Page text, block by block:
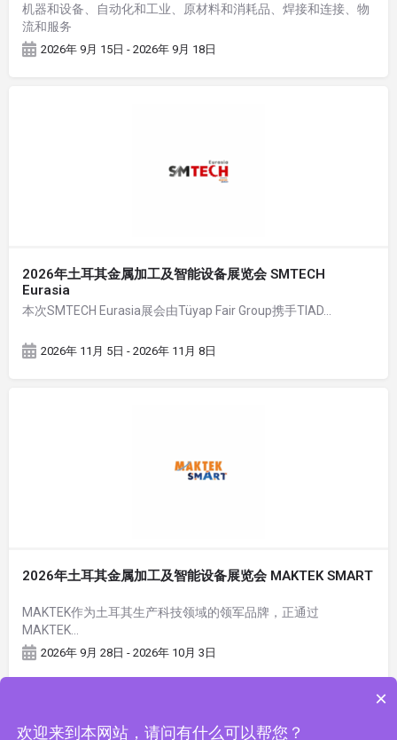
机器和设备、自动化和工业、原材料和消耗品、焊接和连接、物
流和服务
2026年 9月 15日 - 2026年 9月 18日
2026年土耳其金属加工及智能设备展览会 SMTECH
Eurasia
本次SMTECH Eurasia展会由Tüyap Fair Group携手TIAD…
2026年 11月 5日 - 2026年 11月 8日
2026年土耳其金属加工及智能设备展览会 MAKTEK SMART
MAKTEK作为土耳其生产科技领域的领军品牌，正通过
MAKTEK…
2026年 9月 28日 - 2026年 10月 3日
×
欢迎来到本网站，请问有什么可以帮您？